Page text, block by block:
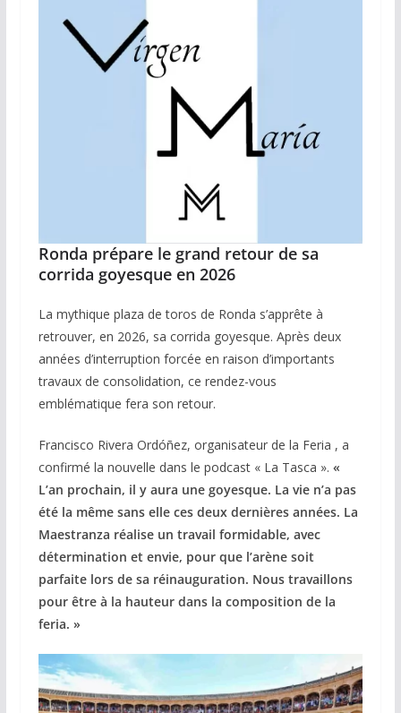
Ronda prépare le grand retour de sa
corrida goyesque en 2026
La mythique plaza de toros de Ronda s’apprête à
retrouver, en 2026, sa corrida goyesque. Après deux
années d’interruption forcée en raison d’importants
travaux de consolidation, ce rendez-vous
emblématique fera son retour.
Francisco Rivera Ordóñez, organisateur de la Feria , a
confirmé la nouvelle dans le podcast « La Tasca ». «
L’an prochain, il y aura une goyesque. La vie n’a pas
été la même sans elle ces deux dernières années. La
Maestranza réalise un travail formidable, avec
détermination et envie, pour que l’arène soit
parfaite lors de sa réinauguration. Nous travaillons
pour être à la hauteur dans la composition de la
feria. »